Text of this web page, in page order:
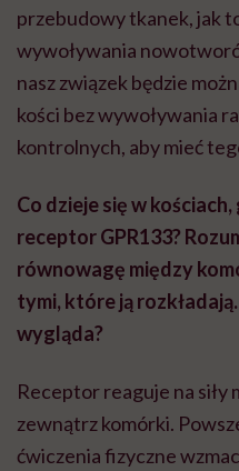
przebudowy tkanek, jak
wywoływania
nasz związek będzie
kości bez wywoływania
kontrolnych, aby mieć
Co dzieje się w
receptor GPR133?
równowagę między
tymi, które ją
wygląda?
Receptor reaguje na siły
zewnątrz komórki.
ćwiczenia fizyczne